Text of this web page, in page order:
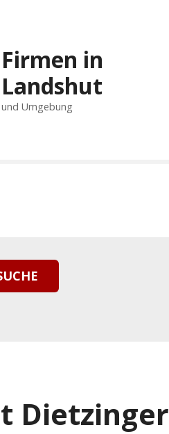
Firmen in
Landshut
und Umgebung
Dietzinger